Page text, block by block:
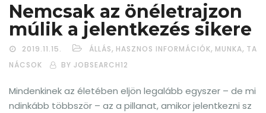
Nemcsak az önéletrajzon
múlik a jelentkezés sikere
2019.11.15. ÁLLÁS, HASZNOS INFORMÁCIÓK, MUNKA, TA
NÁCSOK
BY JOBSEARCH12
Mindenkinek az életében eljön legalább egyszer – de mi
ndinkább többször – az a pillanat, amikor jelentkezni sz